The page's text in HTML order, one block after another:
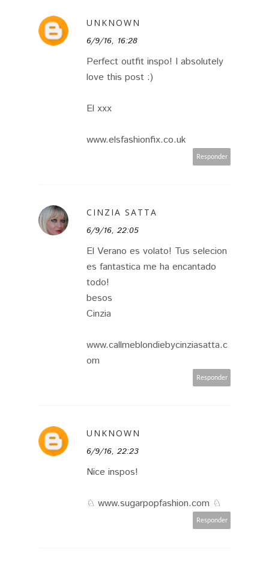
UNKNOWN
6/9/16, 16:28
Perfect outfit inspo! I absolutely
love this post :)
El xxx
www.elsfashionfix.co.uk
Responder
CINZIA SATTA
6/9/16, 22:05
El Verano es volato! Tus selecion
es fantastica me ha encantado
todo!
besos
Cinzia
www.callmeblondiebycinziasatta.c
om
Responder
UNKNOWN
6/9/16, 22:23
Nice inspos!
♘ www.sugarpopfashion.com ♘
Responder